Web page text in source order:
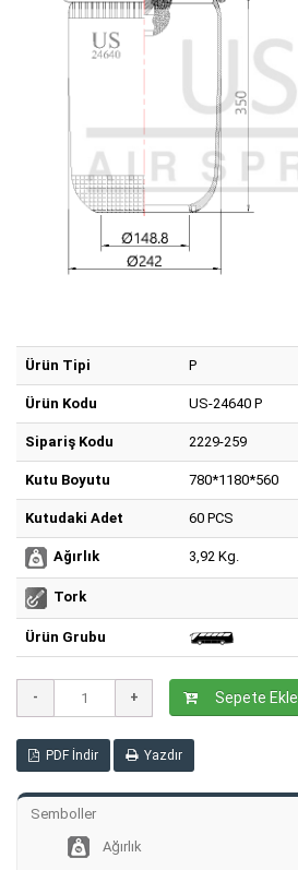
Ürün Tipi P
Ürün Kodu US-24640 P
Sipariş Kodu 2229-259
Kutu Boyutu 780*1180*560
Kutudaki Adet 60 PCS
Ağırlık 3,92 Kg.
Tork
Ürün Grubu
Sepete Ekle
PDF İndir Yazdır
Semboller
Ağırlık